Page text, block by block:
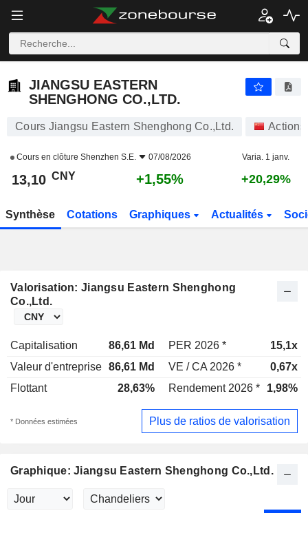
JIANGSU EASTERN
SHENGHONG CO.,LTD.
Cours Jiangsu Eastern Shenghong Co.,Ltd. Actions
Cours en clôture Shenzhen S.E. 07/08/2026 Varia. 1 janv.
13,10 CNY +1,55% +20,29%
Synthèse Cotations Graphiques Actualités
Valorisation: Jiangsu Eastern Shenghong
Co.,Ltd.
Capitalisation 86,61 Md PER 2026 *
15,1x
Valeur d'entreprise 86,61 Md VE / CA 2026 *
0,67x
Flottant
28,63% Rendement 2026 * 1,98%
* Données estimées Plus de ratios de valorisation
Graphique: Jiangsu Eastern Shenghong Co.,Ltd.